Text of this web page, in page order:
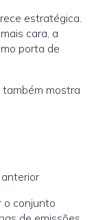
estratégica.
cara, a
porta de
mostra
o conjunto